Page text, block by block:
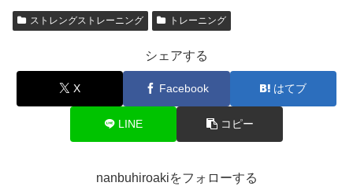
ストレングストレーニング トレーニング
シェアする
X Facebook はてブ
LINE コピー
nanbuhiroakiをフォローする